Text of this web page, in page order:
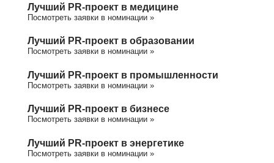
Лучший PR-проект в медицине
Посмотреть заявки в номинации »
Лучший PR-проект в образовании
Посмотреть заявки в номинации »
Лучший PR-проект в промышленности
Посмотреть заявки в номинации »
Лучший PR-проект в бизнесе
Посмотреть заявки в номинации »
Лучший PR-проект в энергетике
Посмотреть заявки в номинации »